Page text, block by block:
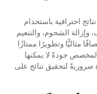
احترافية باستخدام
وإزالة الشحوم، والتنعيم
مثاليًّا وتطويرًا ممتازًا
جودةً لا يمكنها
لتحقيق نتائج على